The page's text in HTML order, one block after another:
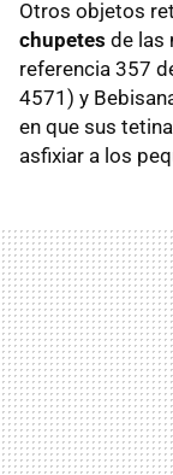
Otros objetos
chupetes de las
referencia 357
4571) y
en que sus
asfixiar a los